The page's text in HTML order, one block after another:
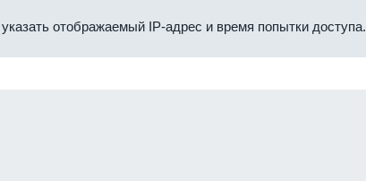
отображаемый IP-адрес и время попытки доступа.